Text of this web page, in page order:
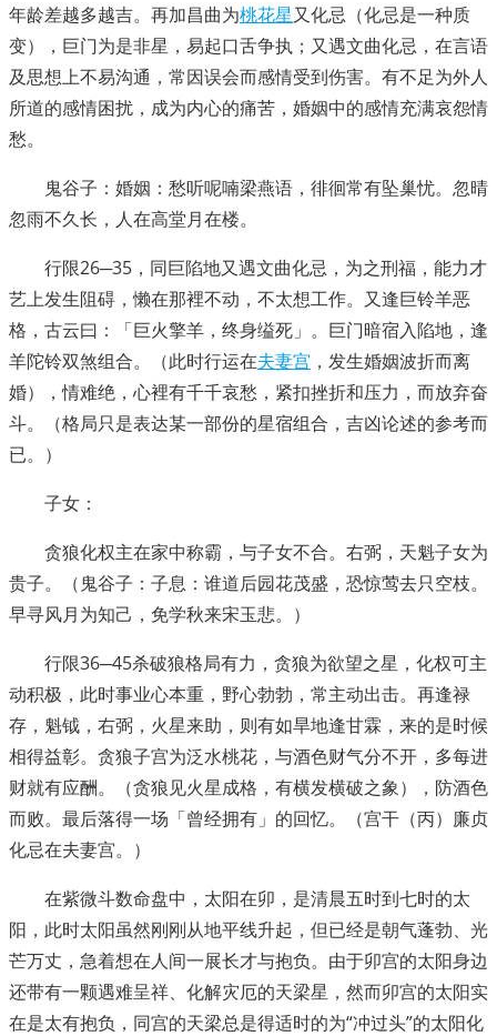
年龄差越多越吉。再加昌曲为桃花星又化忌（化忌是一种质
变），巨门为是非星，易起口舌争执；又遇文曲化忌，在言语
及思想上不易沟通，常因误会而感情受到伤害。有不足为外人
所道的感情困扰，成为内心的痛苦，婚姻中的感情充满哀怨情
愁。
鬼谷子：婚姻：愁听呢喃梁燕语，徘徊常有坠巢忧。忽晴
忽雨不久长，人在高堂月在楼。
行限26─35，同巨陷地又遇文曲化忌，为之刑福，能力才
艺上发生阻碍，懒在那裡不动，不太想工作。又逢巨铃羊恶
格，古云曰：「巨火擎羊，终身缢死」。巨门暗宿入陷地，逢
羊陀铃双煞组合。（此时行运在夫妻宫 ，发生婚姻波折而离
婚），情难绝，心裡有千千哀愁，紧扣挫折和压力，而放弃奋
斗。（格局只是表达某一部份的星宿组合，吉凶论述的参考而
已。）
子女：
贪狼化权主在家中称霸，与子女不合。右弼，天魁子女为
贵子。（鬼谷子：子息：谁道后园花茂盛，恐惊莺去只空枝。
早寻风月为知己，免学秋来宋玉悲。）
行限36─45杀破狼格局有力，贪狼为欲望之星，化权可主
动积极，此时事业心本重，野心勃勃，常主动出击。再逢禄
存，魁钺，右弼，火星来助，则有如旱地逢甘霖，来的是时候
相得益彰。贪狼子宫为泛水桃花，与酒色财气分不开，多每进
财就有应酬。（贪狼见火星成格，有横发横破之象），防酒色
而败。最后落得一场「曾经拥有」的回忆。（宫干（丙）廉贞
化忌在夫妻宫。）
在紫微斗数命盘中，太阳在卯，是清晨五时到七时的太
阳，此时太阳虽然刚刚从地平线升起，但已经是朝气蓬勃、光
芒万丈，急着想在人间一展长才与抱负。由于卯宫的太阳身边
还带有一颗遇难呈祥、化解灾厄的天梁星，然而卯宫的太阳实
在是太有抱负，同宫的天梁总是得适时的为“冲过头”的太阳化